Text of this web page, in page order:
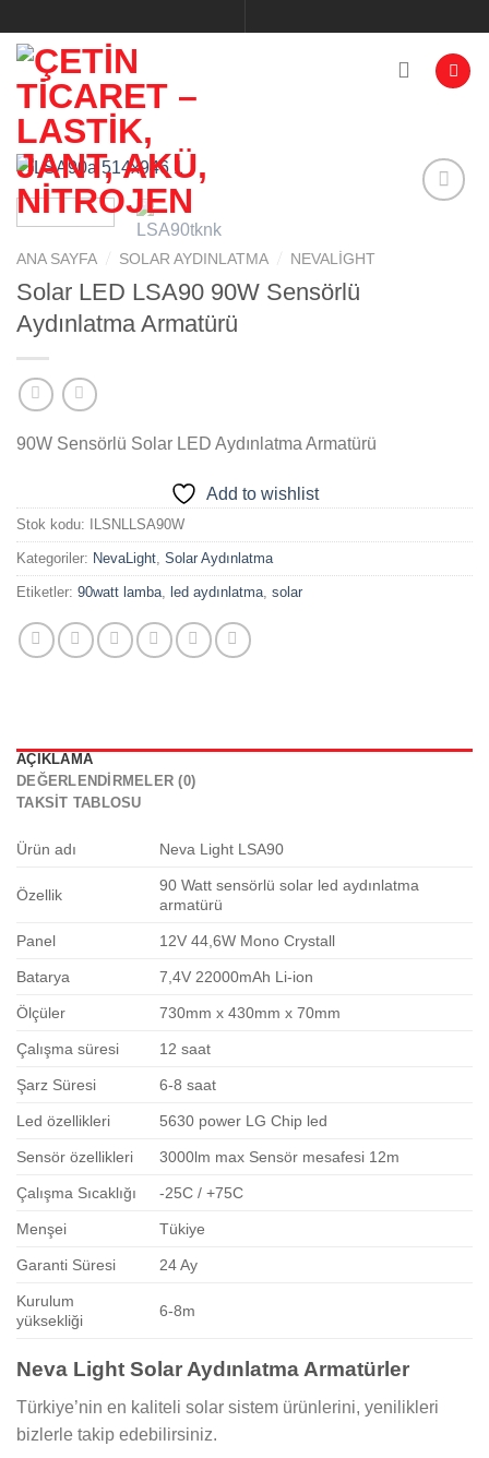
atla
ANA SAYFA SOLAR AYDINLATMA NEVALIGHT
Solar LED LSA90 90W Sensörlü
Aydınlatma Armatürü
90W Sensörlü Solar LED Aydınlatma Armatürü
Add to wishlist
Stok kodu: ILSNLLSA90W
Kategoriler: NevaLight Solar Aydınlatma
Etiketler: 90watt lamba led aydınlatma solar
AÇIKLAMA
DEĞERLENDIRMELER (0)
TAKSIT TABLOSU
Ürün adı Neva Light LSA90
Özellik
90 Watt sensörlü solar led aydınlatma
armatürü
Panel 12V 44,6W Mono Crystall
Batarya 7,4V 22000mAh Li-ion
Ölçüler 730mm x 430mm x 70mm
Çalışma süresi 12 saat
Şarz Süresi 6-8 saat
Led özellikleri 5630 power LG Chip led
Sensör özellikleri 3000lm max Sensör mesafesi 12m
Çalışma Sıcaklığı -25C / +75C
Menşei Tükiye
Garanti Süresi 24 Ay
Kurulum
yüksekliği
6-8m
Neva Light Solar Aydınlatma Armatürler
Türkiye’nin en kaliteli solar sistem ürünlerini, yenilikleri
bizlerle takip edebilirsiniz.